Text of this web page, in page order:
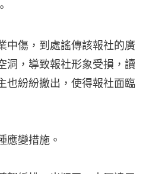
中傷，到處謠傳該報社的廣
洞，導致報社形象受損，讀
也紛紛撤出，使得報社面臨
應變措施。